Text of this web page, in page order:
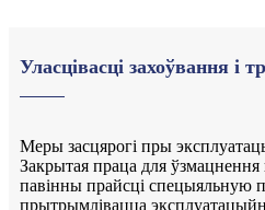
Уласцівасці захоўвання і
Меры засцярогі пры
Закрытая праца для
павінны прайсці спецыяльную
прытрымлівацца